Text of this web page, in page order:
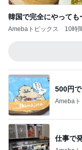
韓国で完全にやっても
Amebaトピックス 10時
500円
Amebaト
仕事で